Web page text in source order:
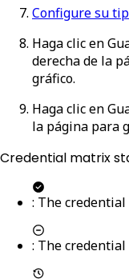
Configure su
Haga clic en
derecha de la
gráfico.
Haga clic en
la página para
Credential matrix
: The
: The